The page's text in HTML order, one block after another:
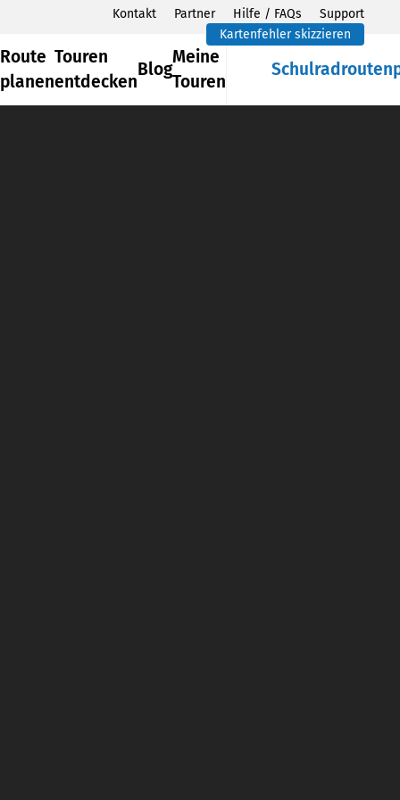
Kontakt Partner Hilfe / FAQs
Support
Kartenfehler skizzieren
Route
planen
Touren
entdecken
Blog
Meine
Touren